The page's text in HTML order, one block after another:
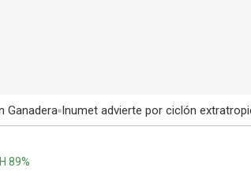
Ganadera Inumet advierte por ciclón
89%